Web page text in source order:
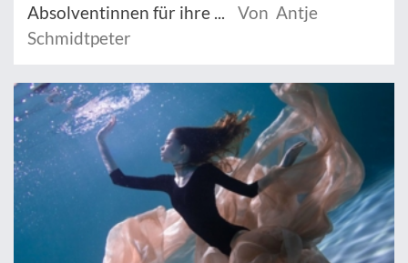
Absolventinnen für ihre ...
Von Antje
Schmidtpeter